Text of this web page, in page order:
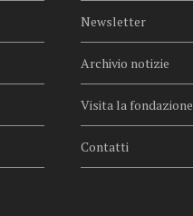
Newsletter
Archivio notizie
Visita la fondazione
Contatti